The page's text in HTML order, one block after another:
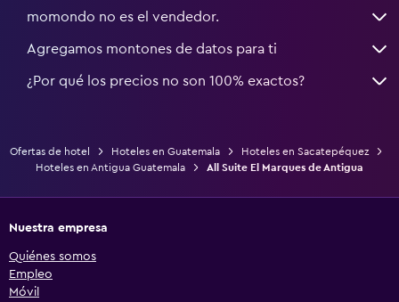
momondo no es el vendedor.
Agregamos montones de datos para ti
¿Por qué los precios no son 100% exactos?
Ofertas de hotel Hoteles en Guatemala
Hoteles en Sacatepéquez
Hoteles en Antigua Guatemala
All Suite El Marques de Antigua
Nuestra empresa
Quiénes somos
Empleo
Móvil